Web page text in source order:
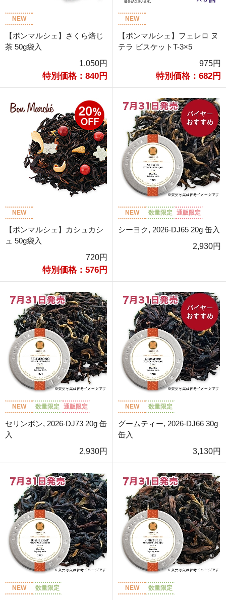
NEW
【ボンマルシェ】さくら焙じ
茶 50g袋入
1,050円
特別価格：840円
NEW
【ボンマルシェ】フェレロ ヌ
テラ ビスケットT-3×5
975円
特別価格：682円
NEW
【ボンマルシェ】カシュカシ
ュ 50g袋入
720円
特別価格：576円
NEW 数量限定 通販限定
シーヨク, 2026-DJ65 20g 缶入
2,930円
NEW 数量限定 通販限定
セリンボン, 2026-DJ73 20g 缶
入
2,930円
NEW 数量限定
グームティー, 2026-DJ66 30g
缶入
3,130円
NEW 数量限定 NEW 数量限定